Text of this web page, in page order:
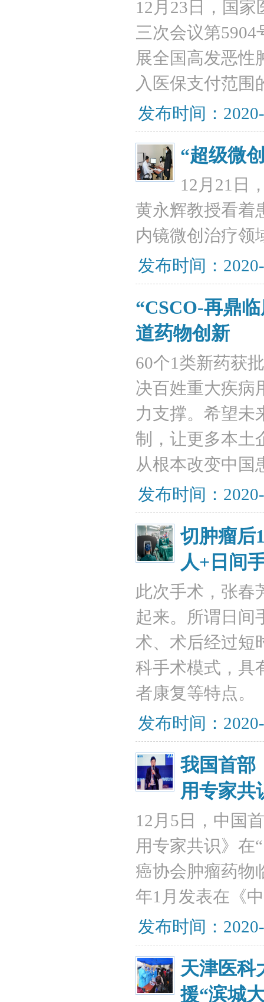
12月23日，国
三次会议第
展全国高发恶性
入医保支付范围
发布时间：
“超级微
12月21日
黄永辉教授看着
内镜微创治疗领
发布时间：
“CSCO-再鼎
道药物创新
60个1类新药获
决百姓重大疾病
力支撑。希望未
制，让更多本土
从根本改变中国
发布时间：
切肿瘤后
人+日间
此次手术，张春
起来。所谓日间
术、术后经过短
科手术模式，具
者康复等特点。
发布时间：
我国首部
用专家共
12月5日，中国
用专家共识》在
癌协会肿瘤药物
年1月发表在《
发布时间：
天津医科
援“滨城